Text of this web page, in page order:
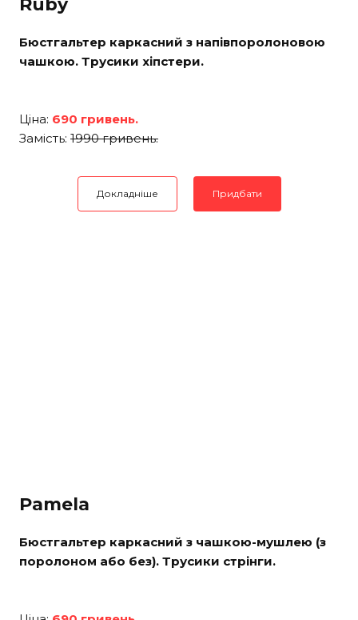
Бюстгальтер каркасний з напівпоролоновою
чашкою. Трусики хіпстери.
Ціна: 690 гривень.
Замість: 1990 гривень.
Докладніше Придбати
Pamela
Бюстгальтер каркасний з чашкою-мушлею (з
поролоном або без). Трусики стрінги.